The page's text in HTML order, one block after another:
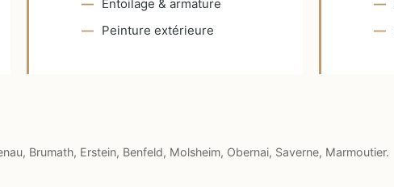
Entoilage & armature
Peinture extérieure
Brumath, Erstein, Benfeld, Molsheim, Obernai, Saverne, Marmoutier.